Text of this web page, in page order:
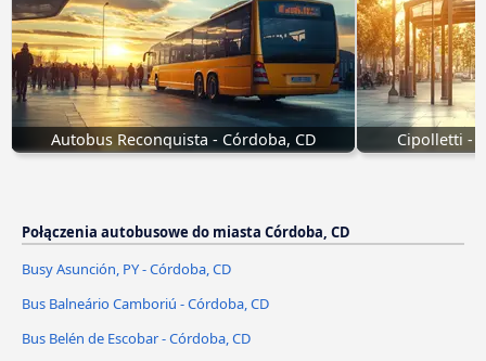
Autobus Reconquista - Córdoba, CD Cipolletti -
Połączenia autobusowe do miasta Córdoba, CD
Busy Asunción, PY - Córdoba, CD
Bus Balneário Camboriú - Córdoba, CD
Bus Belén de Escobar - Córdoba, CD